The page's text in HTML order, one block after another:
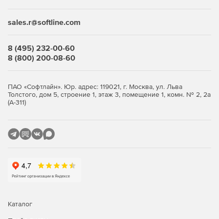
Для ЮЛ с любыми другими ОКВЭД подойдет
Преимущества
продукт полностью отвечает требованиям
российского законодательства и обладает
производительности файлового сервера.
Dr.Web идеально функционировать на серверах
sales.r@softline.com
8 (495) 232-00-60
8 (800) 200-08-60
ПАО «Софтлайн». Юр. адрес: 119021, г. Москва, ул. Льва
Толстого, дом 5, строение 1, этаж 3, помещение 1, комн. № 2, 2а
(А-311)
Каталог